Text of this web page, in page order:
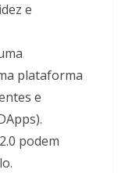
e
plataforma
e
podem